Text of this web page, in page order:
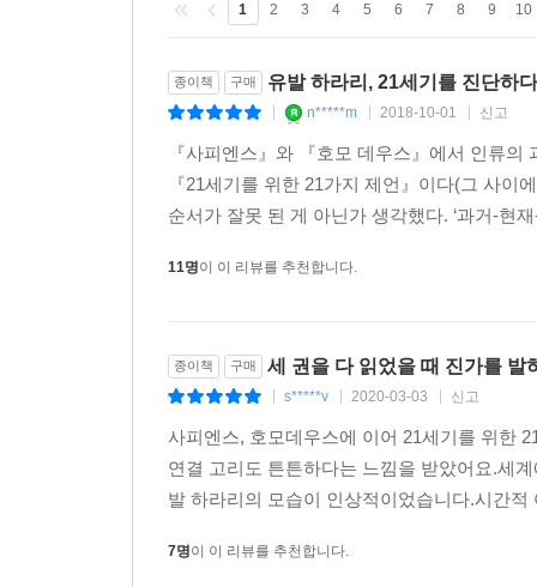
1 2 3 4 5 6 7 8 9 10
종이책 구매 유발 하라리, 21세기를 진단하다
n*****m 2018-10-01 신고
『사피엔스』와 『호모 데우스』에서 인류
『21세기를 위한 21가지 제언』이다(그 사
순서가 잘못 된 게 아닌가 생각했다. ‘과거-현
11명이 이 리뷰를 추천합니다.
종이책 구매 세 권을 다 읽었을 때 진가를 발
s*****v 2020-03-03 신고
사피엔스, 호모데우스에 이어 21세기를 위한
연결 고리도 튼튼하다는 느낌을 받았어요.세
발 하라리의 모습이 인상적이었습니다.시간
7명이 이 리뷰를 추천합니다.